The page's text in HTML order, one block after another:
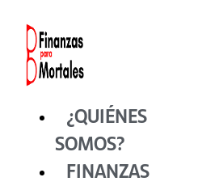
contenido
¿QUIÉNES
SOMOS?
FINANZAS